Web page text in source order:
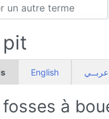
English عربــي
fosses à